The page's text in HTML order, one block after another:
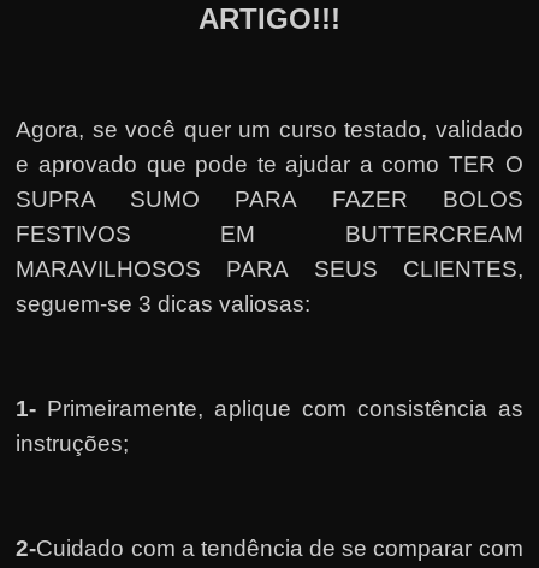
ARTIGO!!!
Agora, se você quer um curso testado, validado
e aprovado que pode te ajudar a como TER O
SUPRA SUMO PARA FAZER BOLOS
FESTIVOS EM BUTTERCREAM
MARAVILHOSOS PARA SEUS CLIENTES,
seguem-se 3 dicas valiosas:
1- Primeiramente, aplique com consistência as
instruções;
2-Cuidado com a tendência de se comparar com